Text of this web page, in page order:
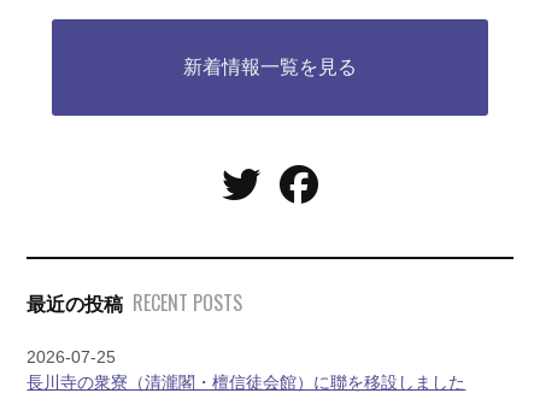
新着情報一覧を見る
最近の投稿 RECENT POSTS
2026-07-25
長川寺の衆寮（清瀧閣・檀信徒会館）に聯を移設しました